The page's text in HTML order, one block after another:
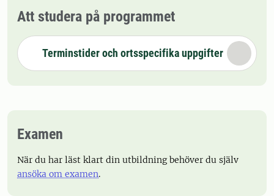
Att studera på programmet
Terminstider och ortsspecifika uppgifter
Examen
När du har läst klart din utbildning behöver du själv
ansöka om examen.